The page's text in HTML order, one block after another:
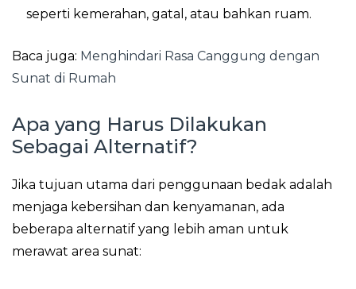
seperti kemerahan, gatal, atau bahkan ruam.
Baca juga: Menghindari Rasa Canggung dengan
Sunat di Rumah
Apa yang Harus Dilakukan
Sebagai Alternatif?
Jika tujuan utama dari penggunaan bedak adalah
menjaga kebersihan dan kenyamanan, ada
beberapa alternatif yang lebih aman untuk
merawat area sunat: